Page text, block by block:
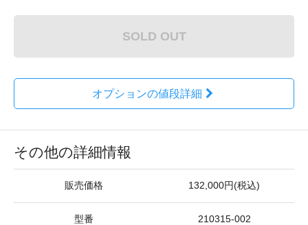
SOLD OUT
オプションの値段詳細
その他の詳細情報
販売価格 132,000円(税込)
型番 210315-002